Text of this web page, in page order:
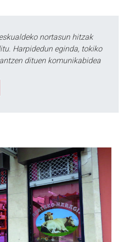
nortasun hitzak
Harpidedun eginda, tokiko
dituen komunikabidea